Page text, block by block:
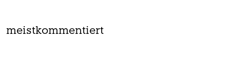
meistkommentiert